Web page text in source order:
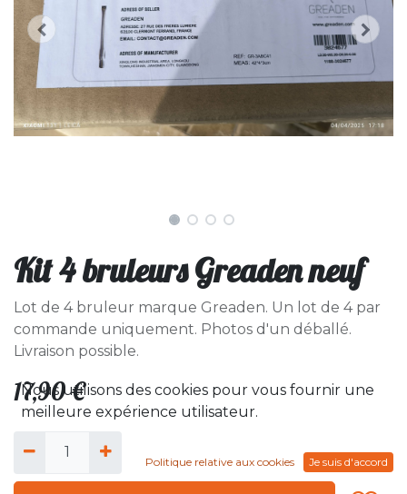
Kit 4 bruleurs Greaden neuf
Lot de 4 bruleur marque Greaden. Un lot de 4 par
commande uniquement. Photos d'un déballé.
Livraison possible.
17,90€
Nous utilisons des cookies pour vous fournir une
meilleure expérience utilisateur.
Politique relative aux cookies Je suis d'accord